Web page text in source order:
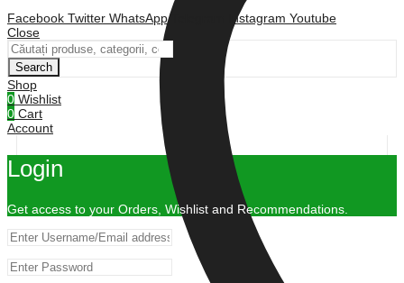
Facebook Twitter WhatsApp Instagram Youtube
Close
Search
Shop
0 Wishlist
0 Cart
Account
Login
Get access to your Orders, Wishlist and Recommendations.